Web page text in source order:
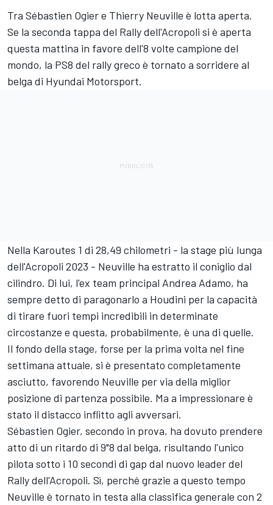
Tra Sébastien Ogiere Thierry Neuville è lotta aperta.
Se la seconda tappa del Rally dell'Acropoli si è aperta
questa mattina in favore dell'8 volte campione del
mondo, la PS8 del rally greco è tornato a sorridere al
belga di Hyundai Motorsport.
Nella Karoutes 1 di 28,49 chilometri - la stage più lunga
dell'Acropoli 2023 - Neuville ha estratto il coniglio dal
cilindro. Di lui, l'ex team principal Andrea Adamo, ha
sempre detto di paragonarlo a Houdini per la capacità
di tirare fuori tempi incredibili in determinate
circostanze e questa, probabilmente, è una di quelle.
Il fondo della stage, forse per la prima volta nel fine
settimana attuale, si è presentato completamente
asciutto, favorendo Neuville per via della miglior
posizione di partenza possibile. Ma a impressionare è
stato il distacco inflitto agli avversari.
Sébastien Ogier, secondo in prova, ha dovuto prendere
atto di un ritardo di 9"8 dal belga, risultando l'unico
pilota sotto i 10 secondi di gap dal nuovo leader del
Rally dell'Acropoli. Sì, perché grazie a questo tempo
Neuville è tornato in testa alla classifica generale con 2